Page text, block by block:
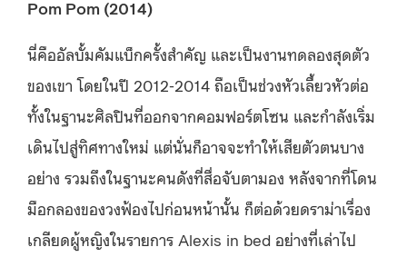
Pom Pom (2014)
นี่คืออัลบั้มคัมแบ็กครั้งสำคัญ และเป็นงานทดลองสุดตัว
ของเขา โดยในปี 2012-2014 ถือเป็นช่วงหัวเลี้ยวหัวต่อ
ทั้งในฐานะศิลปินที่ออกจากคอมฟอร์ตโซน และกำลังเริ่ม
เดินไปสู่ทิศทางใหม่ แต่นั่นก็อาจจะทำให้เสียตัวตนบาง
อย่าง รวมถึงในฐานะคนดังที่สื่อจับตามอง หลังจากที่โดน
มือกลองของวงฟ้องไปก่อนหน้านั้น ก็ต่อด้วยดราม่าเรื่อง
เกลียดผู้หญิงในรายการ Alexis in bed อย่างที่เล่าไป